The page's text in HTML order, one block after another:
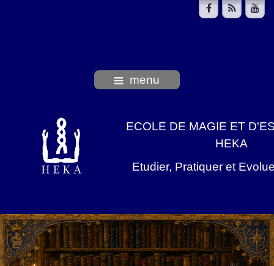
menu
ECOLE DE MAGIE ET
HEKA
Etudier, Pratiquer et